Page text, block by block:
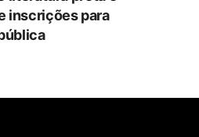
inscrições para